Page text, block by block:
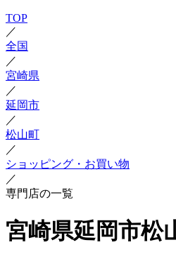
TOP
／
全国
／
宮崎県
／
延岡市
／
松山町
／
ショッピング・お買い物
／
専門店の一覧
宮崎県延岡市松